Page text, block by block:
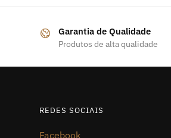
Garantia de Qualidade
Produtos de alta qualidade
REDES SOCIAIS
Facebook